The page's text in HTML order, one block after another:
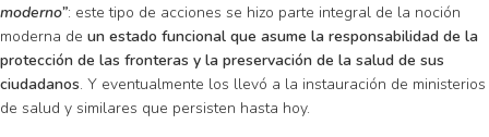
moderno”: este tipo de acciones se hizo parte integral de la noción
moderna de un estado funcional que asume la responsabilidad de la
protección de las fronteras y la preservación de la salud de sus
ciudadanos. Y eventualmente los llevó a la instauración de ministerios
de salud y similares que persisten hasta hoy.